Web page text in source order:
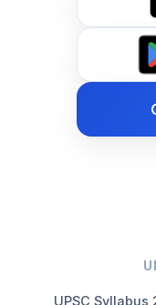
UPSC Syllabus